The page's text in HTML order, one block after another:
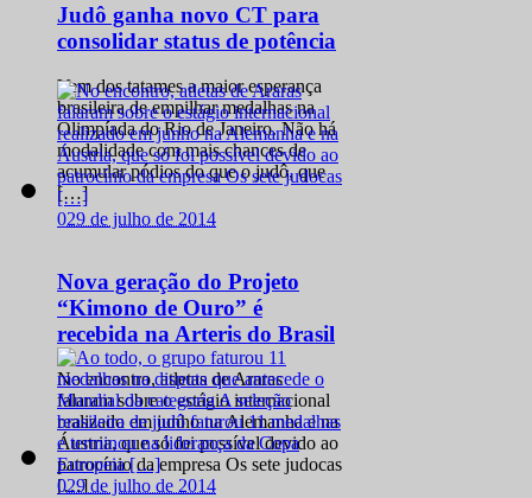
Judô ganha novo CT para
consolidar status de potência
Vem dos tatames a maior esperança
brasileira de empilhar medalhas na
Olimpíada do Rio de Janeiro. Não há
modalidade com mais chances de
acumular pódios do que o judô, que
[…]
029 de julho de 2014
Nova geração do Projeto
“Kimono de Ouro” é
recebida na Arteris do Brasil
No encontro, atletas de Araras
falaram sobre o estágio internacional
realizado em junho na Alemanha e na
Áustria, que só foi possível devido ao
patrocínio da empresa Os sete judocas
[…]
029 de julho de 2014